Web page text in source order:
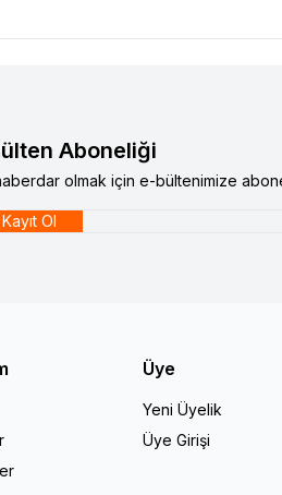
Aboneliği
olmak için e-bültenimize
Kayıt Ol
Üye
Yeni Üyelik
Üye Girişi